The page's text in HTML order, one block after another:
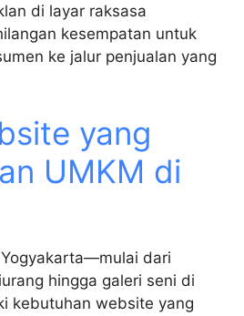
di layar raksasa
kesempatan untuk
ke jalur penjualan yang
yang
UMKM di
dari
hingga galeri seni di
kebutuhan website yang